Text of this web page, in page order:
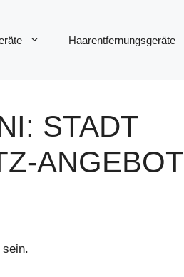
Haarentfernungsgeräte
STADT
ANGEBOT